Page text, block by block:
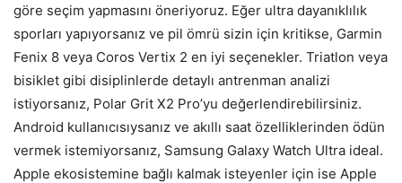
göre seçim yapmasını öneriyoruz. Eğer ultra dayanıklılık
sporları yapıyorsanız ve pil ömrü sizin için kritikse, Garmin
Fenix 8 veya Coros Vertix 2 en iyi seçenekler. Triatlon veya
bisiklet gibi disiplinlerde detaylı antrenman analizi
istiyorsanız, Polar Grit X2 Pro’yu değerlendirebilirsiniz.
Android kullanıcısıysanız ve akıllı saat özelliklerinden ödün
vermek istemiyorsanız, Samsung Galaxy Watch Ultra ideal.
Apple ekosistemine bağlı kalmak isteyenler için ise Apple